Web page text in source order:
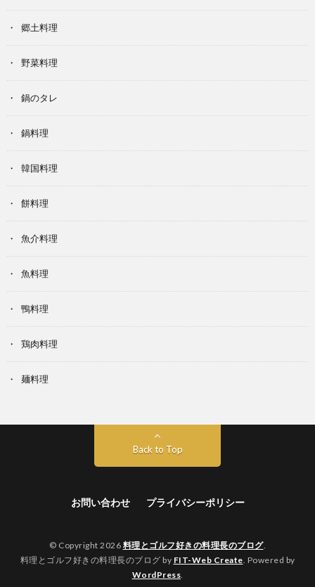
郷土料理
野菜料理
鍋のタレ
鍋料理
韓国料理
餅料理
魚介料理
魚料理
鴨料理
鶏肉料理
麺料理
Back to Top
お問い合わせ プライバシーポリシー
© Copyright 2026 料理とゴルフ好きの料理長のブログ.
料理とゴルフ好きの料理長のブログ by FIT-Web Create. Powered by
WordPress.